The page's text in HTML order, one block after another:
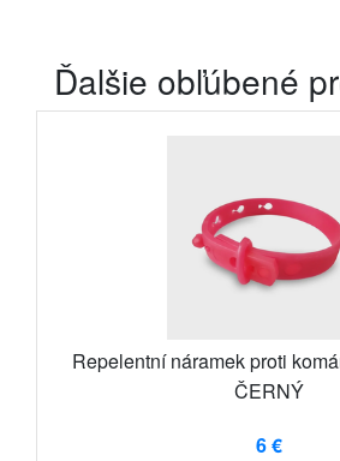
Ďalšie obľúbené
Repelentní náramek proti
ČERNÝ
6 €